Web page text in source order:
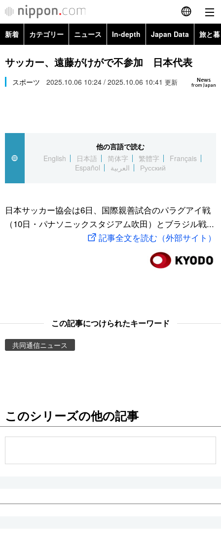
English
简体字
繁體字
العربية
社会
スポーツ・東京2020
旅と暮らし
Images
新着 カテゴリー ニュース In-depth Japan Data 旅と
政治・外交
経済・ビジネス
社会
文化
科学・技術
暮らし
Topics
Images
お知らせ
サッカー、遠藤がけがで不参加 日本代表
News
from Japan
スポーツ 2025.10.06 10:24 / 2025.10.06 10:41 更新
他の言語で読む
English
日本語 简体字 繁體字
Français
Español
العربية Русский
日本サッカー協会は6日、国際親善試合のパラグアイ戦
（10日・パナソニックスタジアム吹田）とブラジル戦...
記事全文を読む（外部サイト）
この記事につけられたキーワード
共同通信ニュース
このシリーズの他の記事